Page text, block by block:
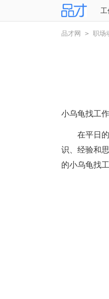
工
品才网 > 职场
小乌龟找工
在平日的
识、经验和
的小乌龟找